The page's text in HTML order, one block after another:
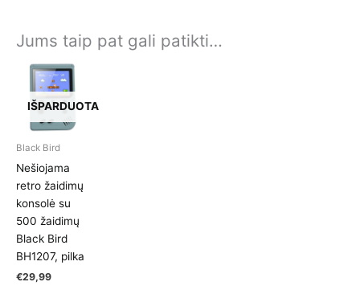
Jums taip pat gali patikti…
IŠPARDUOTA
Black Bird
Nešiojama
retro žaidimų
konsolė su
500 žaidimų
Black Bird
BH1207, pilka
€29,99